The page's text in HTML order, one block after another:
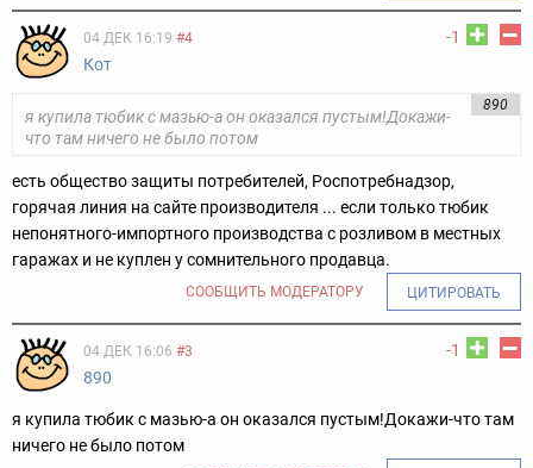
-1
04 ДЕК 16:19 #4
Кот
890
я купила тюбик с мазью-а он оказался пустым!Докажи-
что там ничего не было потом
есть общество защиты потребителей, Роспотребнадзор,
горячая линия на сайте производителя ... если только тюбик
непонятного-импортного производства с розливом в местных
гаражах и не куплен у сомнительного продавца.
СООБЩИТЬ МОДЕРАТОРУ ЦИТИРОВАТЬ
-1
04 ДЕК 16:06 #3
890
я купила тюбик с мазью-а он оказался пустым!Докажи-что там
ничего не было потом